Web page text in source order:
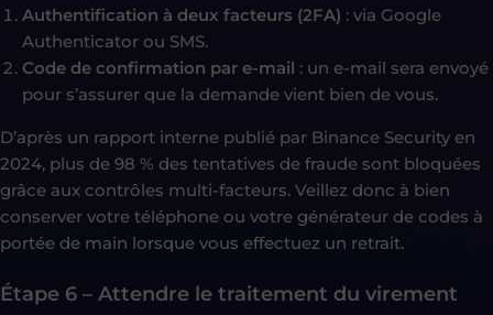
Authentification à deux facteurs (2FA) : via Google
Authenticator ou SMS.
Code de confirmation par e-mail : un e-mail sera envoyé
pour s’assurer que la demande vient bien de vous.
D’après un rapport interne publié par Binance Security en
2024, plus de 98 % des tentatives de fraude sont bloquées
grâce aux contrôles multi-facteurs. Veillez donc à bien
conserver votre téléphone ou votre générateur de codes à
portée de main lorsque vous effectuez un retrait.
Étape 6 – Attendre le traitement du virement